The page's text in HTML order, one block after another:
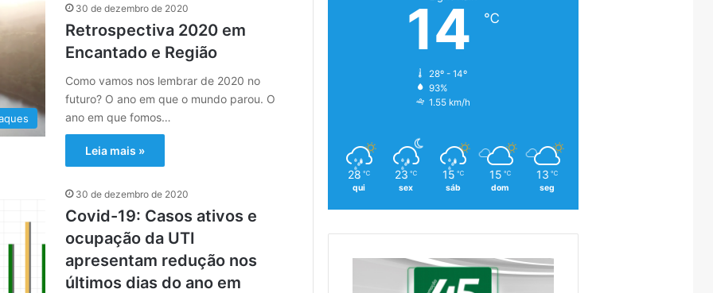
30 de dezembro de 2020
Retrospectiva 2020 em
Encantado e Região
Como vamos nos lembrar de 2020 no
futuro? O ano em que o mundo parou. O
ano em que fomos…
Leia mais »
30 de dezembro de 2020
Covid-19: Casos ativos e
ocupação da UTI
apresentam redução nos
últimos dias do ano em
14 ℃
28º - 14º
93%
1.55 km/h
28 ℃
qui
23 ℃
sex
15 ℃
sáb
15 ℃
dom
13 ℃
seg